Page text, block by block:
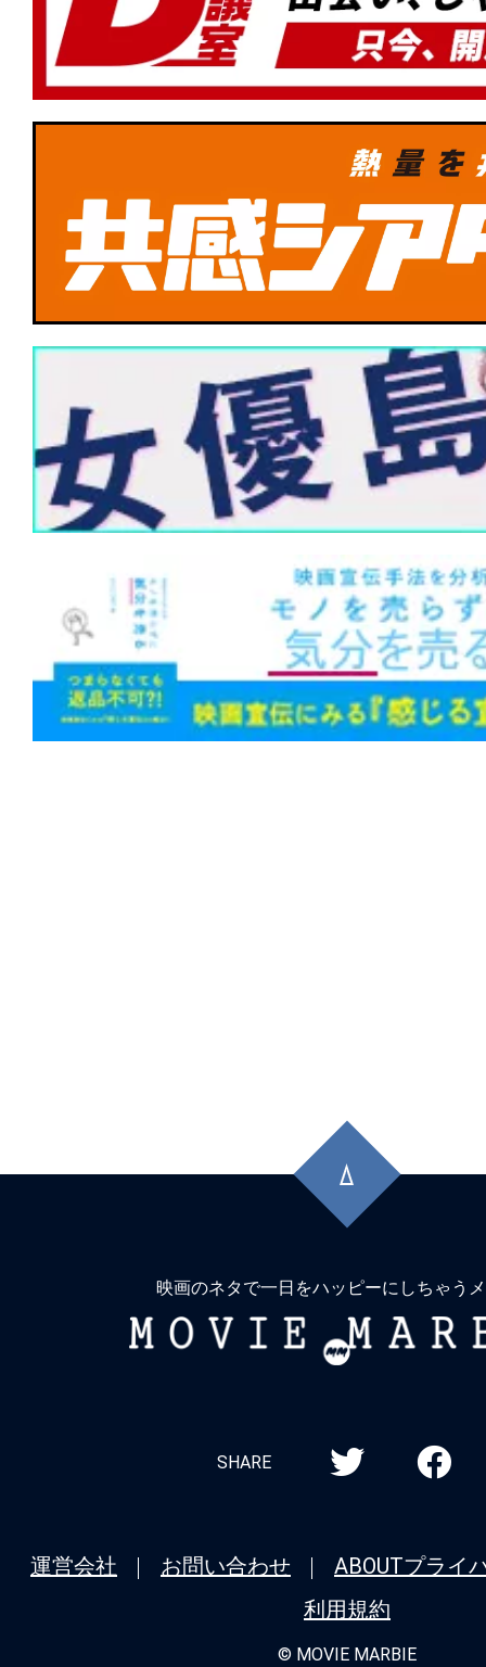
頭
に
映画のネタで一日をハッピーにしちゃう
MOVIE
SHARE
運営会社 お問い合わせ ABOUTプライ
利用規約
© MOVIE MARBIE